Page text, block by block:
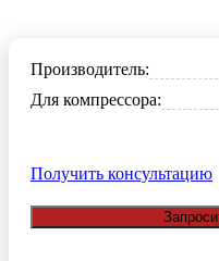
Производитель:
Для компрессора:
Получить консультацию